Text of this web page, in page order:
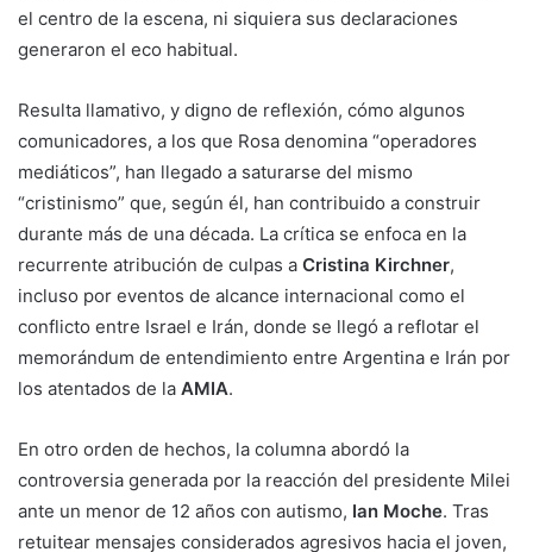
el centro de la escena, ni siquiera sus declaraciones
generaron el eco habitual.
Resulta llamativo, y digno de reflexión, cómo algunos
comunicadores, a los que Rosa denomina “operadores
mediáticos”, han llegado a saturarse del mismo
“cristinismo” que, según él, han contribuido a construir
durante más de una década. La crítica se enfoca en la
recurrente atribución de culpas a Cristina Kirchner,
incluso por eventos de alcance internacional como el
conflicto entre Israel e Irán, donde se llegó a reflotar el
memorándum de entendimiento entre Argentina e Irán por
los atentados de la AMIA.
En otro orden de hechos, la columna abordó la
controversia generada por la reacción del presidente Milei
ante un menor de 12 años con autismo, Ian Moche. Tras
retuitear mensajes considerados agresivos hacia el joven,